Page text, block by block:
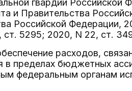
гвардии
и Правительства
Российской Федерации,
ст. 5295; 2020, N 22, ст.
расходов,
в пределах бюджетных
федеральным органам